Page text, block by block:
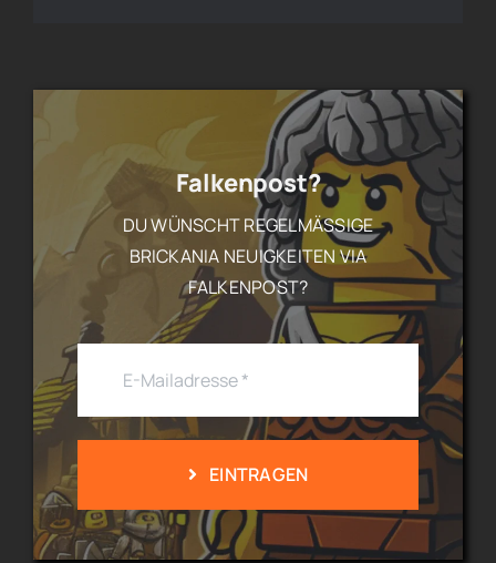
Falkenpost?
DU WÜNSCHT REGELMÄSSIGE B
RICKANIA NEUIGKEITEN VIA F
ALKENPOST?
EINTRAGEN